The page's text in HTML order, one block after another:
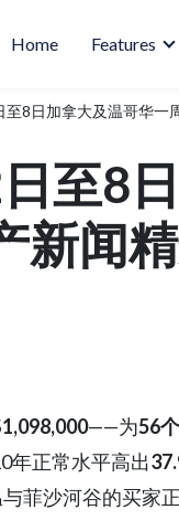
Home Features
至8日加拿大及温哥华一
至8
新闻
——为56
年正常水平高出
菲沙河谷的买家